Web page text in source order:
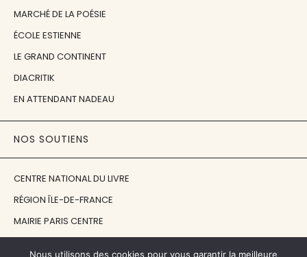
MARCHÉ DE LA POÉSIE
ÉCOLE ESTIENNE
LE GRAND CONTINENT
DIACRITIK
EN ATTENDANT NADEAU
NOS SOUTIENS
CENTRE NATIONAL DU LIVRE
RÉGION ÎLE-DE-FRANCE
MAIRIE PARIS CENTRE
Nous utilisons des cookies pour vous garantir la meilleure